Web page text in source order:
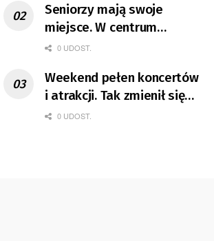
Seniorzy mają swoje
miejsce. W centrum
Gorzowa otwarto dla nich
0 UDOST.
Weekend pełen koncertów
i atrakcji. Tak zmienił się
ruch na Górczynie
0 UDOST.